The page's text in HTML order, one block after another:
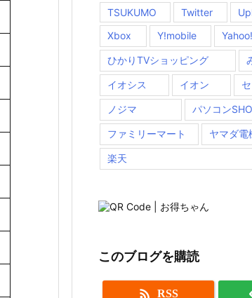
TSUKUMO
Twitter
Xbox
Y!mobile Yahoo!
ひかりTVショッピング
イオシス イオン
ノジマ パソコン
ファミリーマート ヤマダ電
楽天
このブログを購読
 RSS